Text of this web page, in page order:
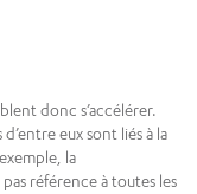
donc s’accélérer.
eux sont liés à la
la
référence à toutes les